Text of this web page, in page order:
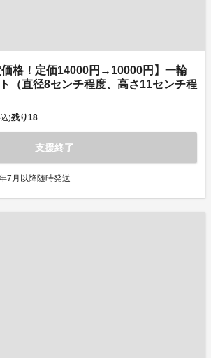
価格！定価14000円→10000円】一輪
（直径8センチ程度、高さ11センチ程
)残り18
支援終了
7月以降随時発送